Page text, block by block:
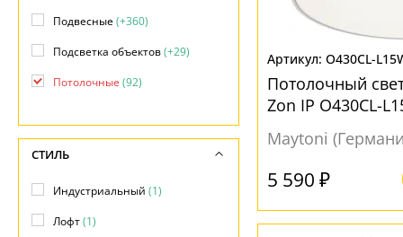
O430CL-
Потолочный
Zon IP O430CL-
Maytoni
5 590 ₽
Подвесные(+360)
Подсветка объектов(+29)
Потолочные (92)
СТИЛЬ
Индустриальный (1)
Лофт(1)